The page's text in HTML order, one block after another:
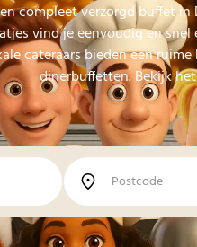
compleet verzorgd buffet
vind je eenvoudig en
cateraars bieden een
dinerbuffetten. Bekijk